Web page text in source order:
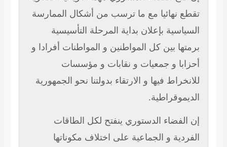
تقطع نهائيا مع ما ترسب من أشكال الممارسة
السياسية بإعلان بداية المرحلة التأسيسية
برمتها بين كل المواطنين و المواطنات أفرادا و
أحزابا و جمعيات و نقابات و مؤسسات
للانخراط فيها و الارتقاء بدولتنا نحو الجمهورية
الديموقراطية.
إن الفضاء الدستوري ينفتح لكل الطاقات
الفردية و الجماعية على اختلاف مكوناتها